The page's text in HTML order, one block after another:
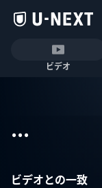
ビデオ
...
ビデオとの一致